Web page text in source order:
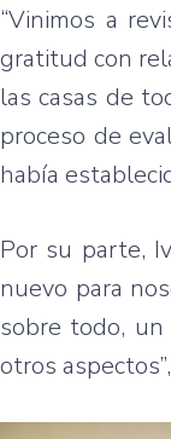
“Vinimos a
gratitud con
las casas de
proceso de
había
Por su parte,
nuevo para
sobre todo,
otros